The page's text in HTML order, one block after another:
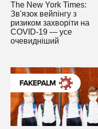
The New York Times:
Зв'язок вейпінгу з
ризиком захворіти на
COVID-19 — усе
очевидніший